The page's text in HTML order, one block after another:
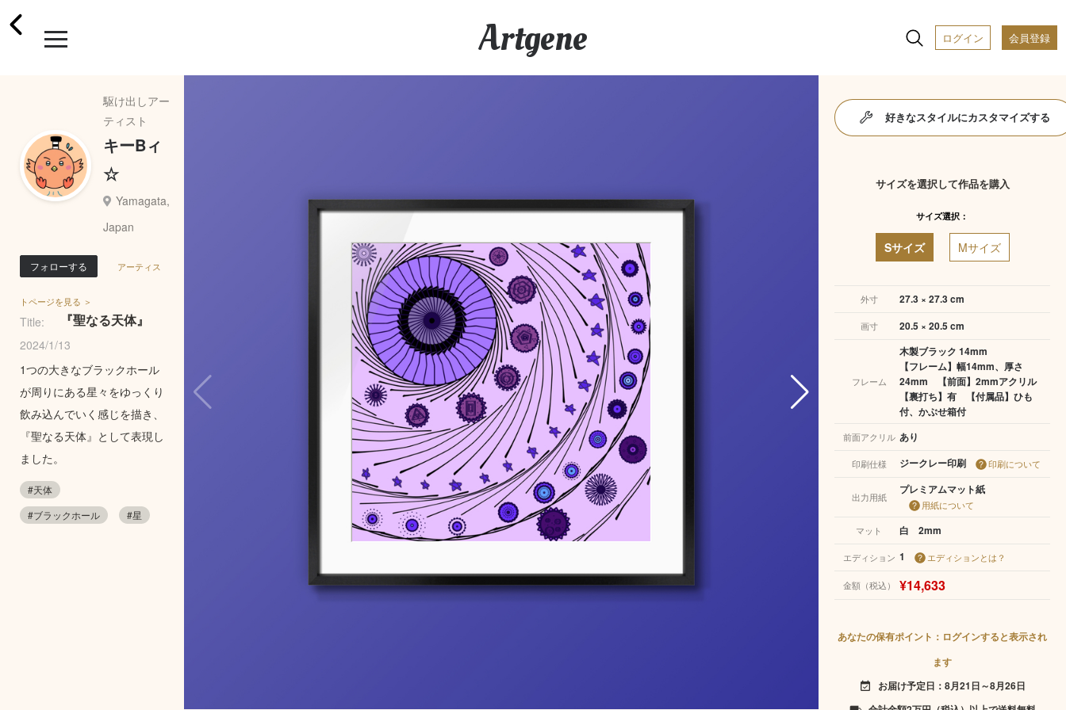
Artgene ログイン 会員登録
駆け出しアー
ティスト
キーBィ‪
☆
Yamagata,
Japan
フォローする アーティス
トページを見る ＞
Title: 『聖なる天体』
2024/1/13
1つの大きなブラックホール
が周りにある星々をゆっくり
飲み込んでいく感じを描き、
『聖なる天体』として表現し
ました。
#天体
#ブラックホール
#星
好きなスタイルにカスタマイズする
サイズを選択して作品を購入
サイズ選択：
Sサイズ Mサイズ
外寸 27.3 × 27.3 cm
画寸 20.5 × 20.5 cm
フレーム
木製ブラック 14mm
【フレーム】幅14mm、厚さ
24mm 【前面】2mmアクリル
【裏打ち】有 【付属品】ひも
付、かぶせ箱付
前面アクリル あり
印刷仕様 ジークレー印刷 印刷について
出力用紙
プレミアムマット紙
用紙について
マット
白 2mm
エディション 1 エディションとは？
金額（税込） ¥14,633
あなたの保有ポイント：ログインすると表示され
ます
event_available お届け予定日：8月21日～8月26日